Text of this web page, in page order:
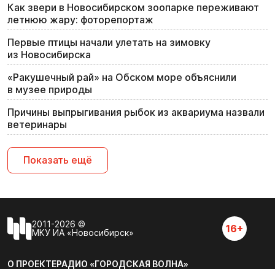
Как звери в Новосибирском зоопарке переживают
летнюю жару: фоторепортаж
Первые птицы начали улетать на зимовку
из Новосибирска
«Ракушечный рай» на Обском море объяснили
в музее природы
Причины выпрыгивания рыбок из аквариума назвали
ветеринары
Показать ещё
2011-2026 ©
МКУ ИА «Новосибирск»
16+
О ПРОЕКТЕРАДИО «ГОРОДСКАЯ ВОЛНА»